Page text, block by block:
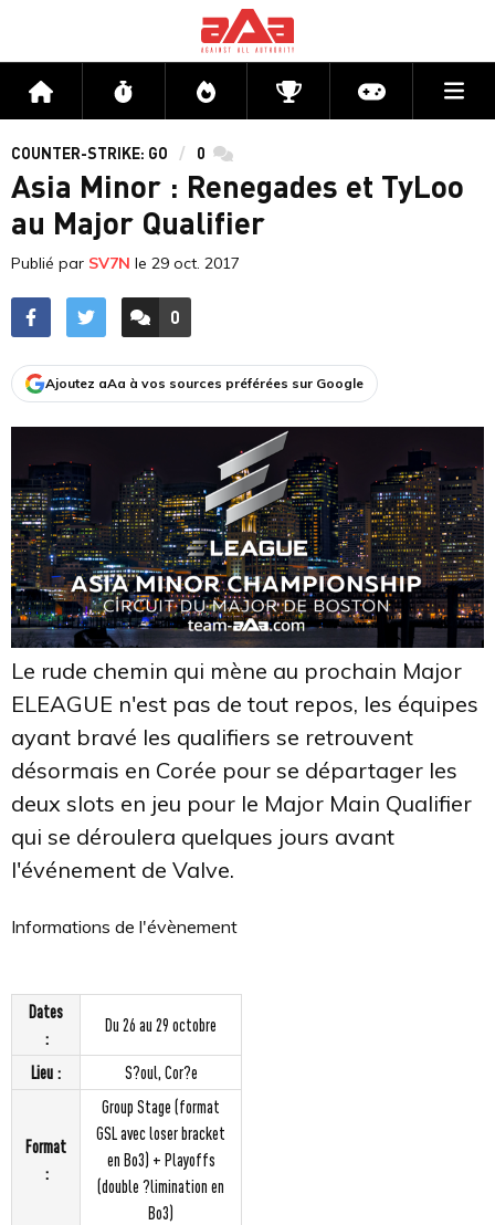
Accueil Flux Directs CompétitionsActu jeux
COUNTER-STRIKE: GO 0 commentaires
Asia Minor : Renegades et TyLoo
au Major Qualifier
Publié par SV7N le 29 oct. 2017
ACCÉDER AUX
0
COMMENTAIRES
Ajoutez aAa à vos sources préférées sur Google
Le rude chemin qui mène au prochain Major
ELEAGUE n'est pas de tout repos, les équipes
ayant bravé les qualifiers se retrouvent
désormais en Corée pour se départager les
deux slots en jeu pour le Major Main Qualifier
qui se déroulera quelques jours avant
l'événement de Valve.
Informations de l'évènement
Dates
:
Du 26 au 29 octobre
Lieu : S?oul, Cor?e
Format
:
Group Stage (format
GSL avec loser bracket
en Bo3) + Playoffs
(double ?limination en
Bo3)